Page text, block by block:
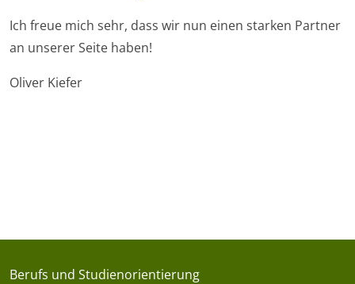
Ich freue mich sehr, dass wir nun einen starken Partner
an unserer Seite haben!
Oliver Kiefer
Berufs und Studienorientierung